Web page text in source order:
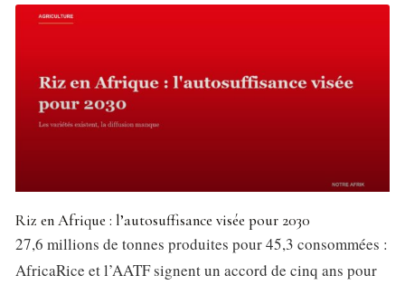
Riz en Afrique : l’autosuffisance visée pour 2030
27,6 millions de tonnes produites pour 45,3 consommées :
AfricaRice et l’AATF signent un accord de cinq ans pour